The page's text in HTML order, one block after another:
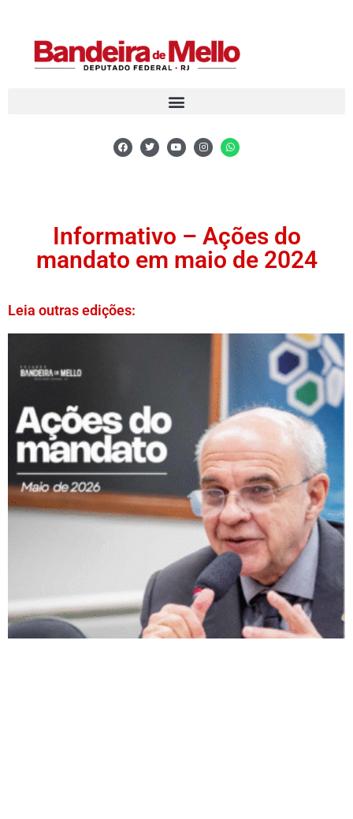
Informativo – Ações do
mandato em maio de 2024
Leia outras edições: